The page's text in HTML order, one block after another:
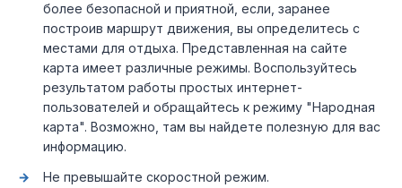
более безопасной и приятной, если, заранее
построив маршрут движения, вы определитесь с
местами для отдыха. Представленная на сайте
карта имеет различные режимы. Воспользуйтесь
результатом работы простых интернет-
пользователей и обращайтесь к режиму "Народная
карта". Возможно, там вы найдете полезную для вас
информацию.
Не превышайте скоростной режим.